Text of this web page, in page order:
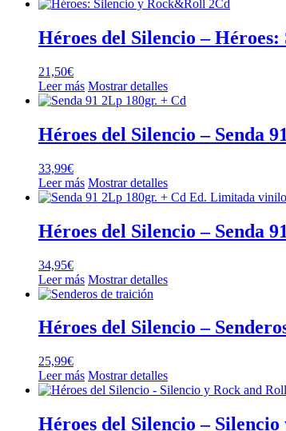
Héroes del Silencio –
21,50€
Leer más Mostrar detalles
Héroes del Silencio – Senda
33,99€
Leer más Mostrar detalles
Héroes del Silencio – Senda
34,95€
Leer más Mostrar detalles
Héroes del Silencio –
25,99€
Leer más Mostrar detalles
Héroes del Silencio –